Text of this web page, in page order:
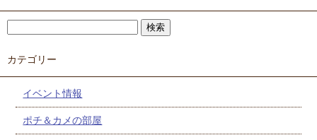
カテゴリー
イベント情報
ポチ＆カメの部屋